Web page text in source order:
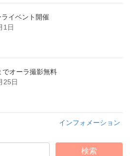
イベント開催
1日
でオーラ撮影無料
25日
インフォメーション